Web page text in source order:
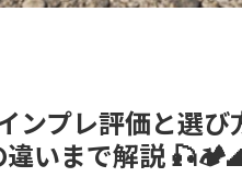
プレ評価と選び
違いまで解説